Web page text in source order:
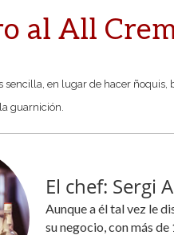
al All
sencilla, en lugar de hacer
guarnición.
El chef: Sergi
Aunque a él tal vez le
su negocio, con más de